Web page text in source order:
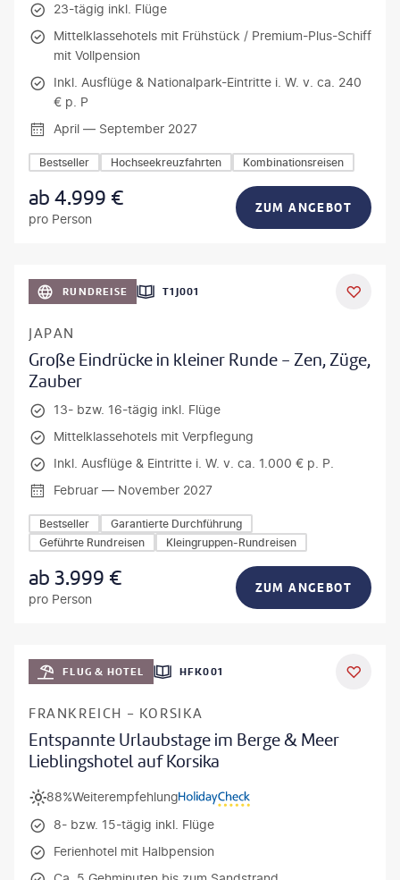
23-tägig inkl. Flüge
Mittelklassehotels mit Frühstück / Premium-Plus-Schiff
mit Vollpension
Inkl. Ausflüge & Nationalpark-Eintritte i. W. v. ca. 240
€ p. P
April — September 2027
Bestseller Hochseekreuzfahrten Kombinationsreisen
ab4.999 €
pro Person
ZUM ANGEBOT
RUNDREISE T1J001
JAPAN
Große Eindrücke in kleiner Runde - Zen, Züge,
Zauber
13- bzw. 16-tägig inkl. Flüge
Mittelklassehotels mit Verpflegung
Inkl. Ausflüge & Eintritte i. W. v. ca. 1.000 € p. P.
Februar — November 2027
Bestseller
Garantierte Durchführung
Geführte Rundreisen
Kleingruppen-Rundreisen
ab3.999 €
pro Person
ZUM ANGEBOT
DEAL
FLUG & HOTEL HFK001
FRANKREICH - KORSIKA
Entspannte Urlaubstage im Berge & Meer
Lieblingshotel auf Korsika
Weiterempfehlung
88%
8- bzw. 15-tägig inkl. Flüge
Ferienhotel mit Halbpension